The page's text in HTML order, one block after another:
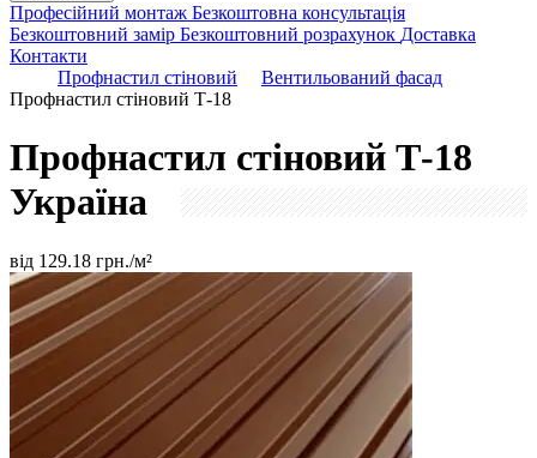
Професійний монтаж Безкоштовна консультація
Безкоштовний замір Безкоштовний розрахунок Доставка
Контакти
Профнастил стіновий
Вентильований фасад
Профнастил стіновий Т-18
Профнастил стіновий Т-18
Україна
від 129.18 грн./м²